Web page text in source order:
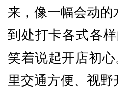
来，像一幅会动
到处打卡各式各
笑着说起开店初
里交通方便、视